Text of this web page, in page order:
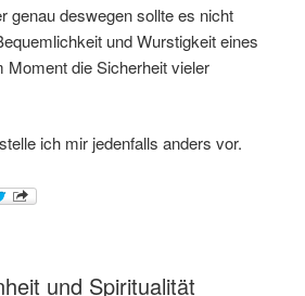
genau deswegen sollte es nicht
und Wurstigkeit eines
Moment die Sicherheit vieler
ich mir jedenfalls anders vor.
und Spiritualität